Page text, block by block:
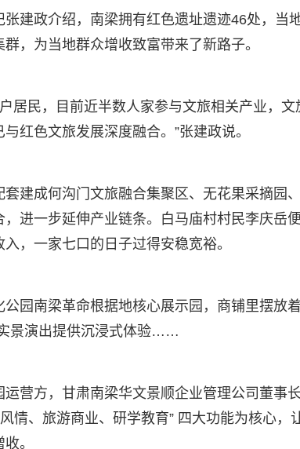
张建政介绍，南梁拥有红色遗址遗迹46处，当
，为当地群众增收致富带来了新路子。
居民，目前近半数人家参与文旅相关产业，
红色文旅发展深度融合。”张建政说。
套建成何沟门文旅融合集聚区、无花果采摘园
，进一步延伸产业链条。白马庙村村民李庆岳
，一家七口的日子过得安稳宽裕。
公园南梁革命根据地核心展示园，商铺里摆放
景演出提供沉浸式体验……
运营方，甘肃南梁华文景顺企业管理公司董事
情、旅游商业、研学教育” 四大功能为核心
。